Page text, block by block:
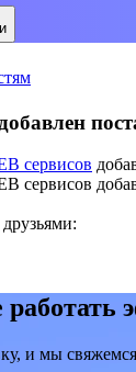
сервисов
сервисов
и мы